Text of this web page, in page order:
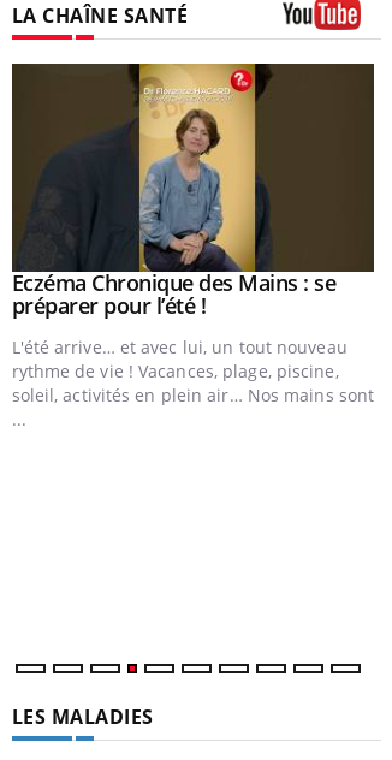
LA CHAÎNE SANTÉ
Youtube
Eczéma Chronique des Mains : se
préparer pour l’été !Youtube
L'été arrive… et avec lui, un tout nouveau
rythme de vie ! Vacances, plage, piscine,
soleil, activités en plein air… Nos mains sont
...
LES MALADIES